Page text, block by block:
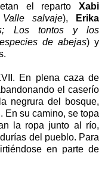
el repartoXabi
salvaje),
Erika
Los tontos y los
de abejas) y
En plena caza de
el caserío
negrura del bosque,
En su camino, se topa
la ropa junto al río,
del pueblo. Para
en parte de